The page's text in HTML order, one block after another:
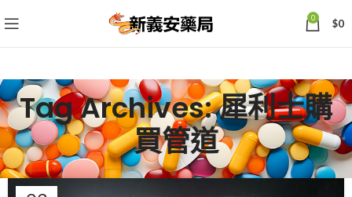
0 $0
Tag Archives: 犀利士購
買管道